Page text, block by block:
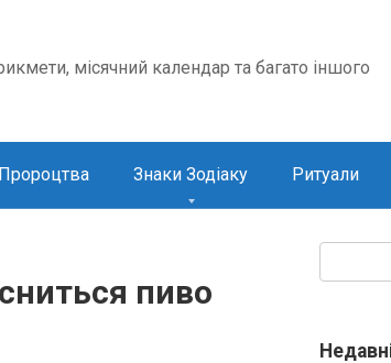
місячний календар та багато іншого
Пророцтва Знаки Зодіаку Ритуали
пиво